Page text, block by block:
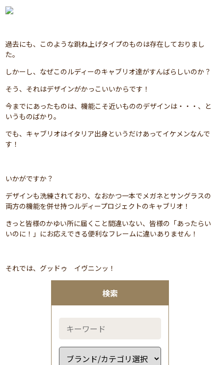
検索
過去にも、このような跳ね上げタイプのものは存在しておりまし
た。
しかーし、なぜこのルディーのキャブリオ達がすんばらしいのか？
そう、それはデザインがかっこいいからです！
今までにあったものは、機能こそ近いもののデザインは・・・、と
いうものばかり。
でも、キャブリオはイタリア出身というだけあってイケメンなんで
す！
いかがですか？
デザインも洗練されており、なおかつ一本でメガネとサングラスの
両方の機能を併せ持つルディープロジェクトのキャブリオ！
きっと皆様のかゆい所に届くこと間違いない、皆様の「あったらい
いのに！」にお応えできる便利なフレームに違いありません！
それでは、グッドゥ イヴニンッ！